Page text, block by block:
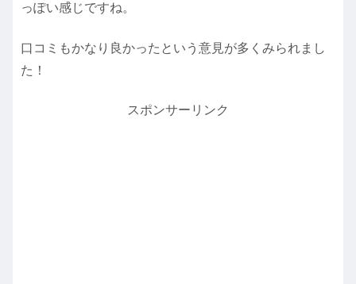
っぽい感じですね。
口コミもかなり良かったという意見が多くみられまし
た！
スポンサーリンク